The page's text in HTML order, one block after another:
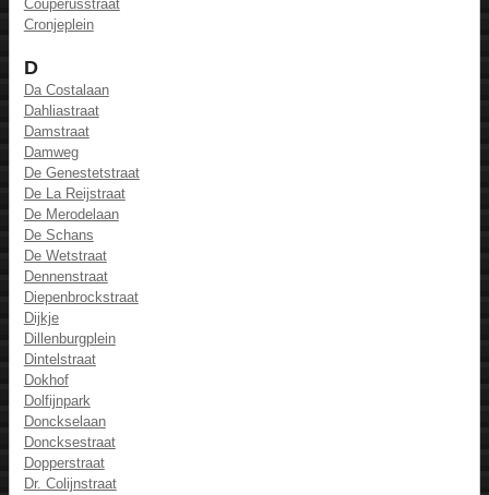
Couperusstraat
Cronjeplein
D
Da Costalaan
Dahliastraat
Damstraat
Damweg
De Genestetstraat
De La Reijstraat
De Merodelaan
De Schans
De Wetstraat
Dennenstraat
Diepenbrockstraat
Dijkje
Dillenburgplein
Dintelstraat
Dokhof
Dolfijnpark
Donckselaan
Doncksestraat
Dopperstraat
Dr. Colijnstraat